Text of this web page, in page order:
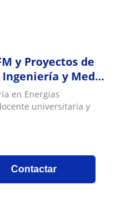
y Proyectos de
Ingeniería y Medio
en Energías
universitaria y
Contactar